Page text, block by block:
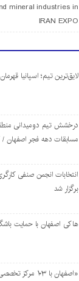
mineral industries in
IRAN EXPO
لایق‌ترین تیم؛ اسپانیا قهرمان
درخشش تیم دومیدانی
مسابقات دهه فجر اصفهان / کسب ۱۰
انتخابات انجمن صنفی
برگزار شد
هاکی اصفهان با حمایت
«اصفهان با